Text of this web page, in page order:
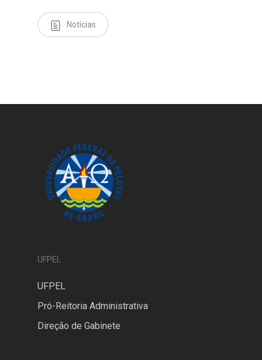
Notícias
UFPEL
UFPEL
Pró-Reitoria Administrativa
Direção de Gabinete